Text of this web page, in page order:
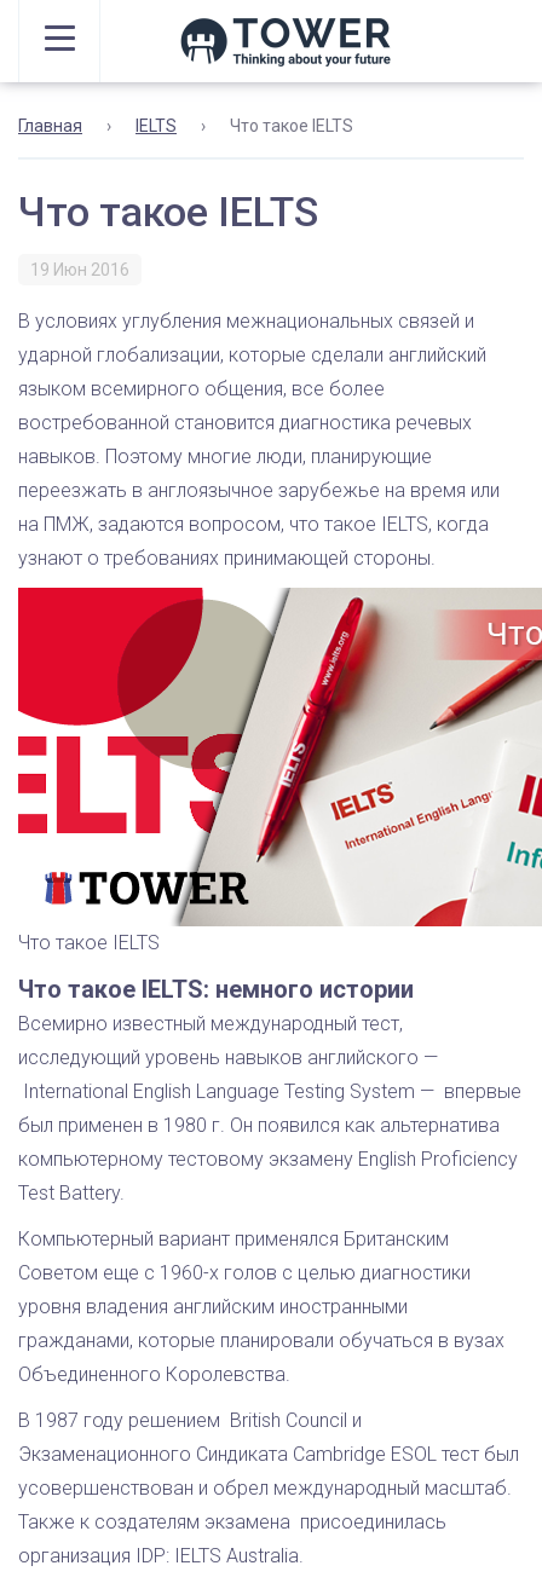
Главная › IELTS › Что такое IELTS
Что такое IELTS
19 Июн 2016
В условиях углубления межнациональных связей и
ударной глобализации, которые сделали английский
языком всемирного общения, все более
востребованной становится диагностика речевых
навыков. Поэтому многие люди, планирующие
переезжать в англоязычное зарубежье на время или
на ПМЖ, задаются вопросом, что такое IELTS, когда
узнают о требованиях принимающей стороны.
Что такое IELTS
Что такое IELTS: немного истории
Всемирно известный международный тест,
исследующий уровень навыков английского —
International English Language Testing System — впервые
был применен в 1980 г. Он появился как альтернатива
компьютерному тестовому экзамену English Proficiency
Test Battery.
Компьютерный вариант применялся Британским
Советом еще с 1960-х голов с целью диагностики
уровня владения английским иностранными
гражданами, которые планировали обучаться в вузах
Объединенного Королевства.
В 1987 году решением British Council и
Экзаменационного Синдиката Cambridge ESOL тест был
усовершенствован и обрел международный масштаб.
Также к создателям экзамена присоединилась
организация IDP: IELTS Australia.